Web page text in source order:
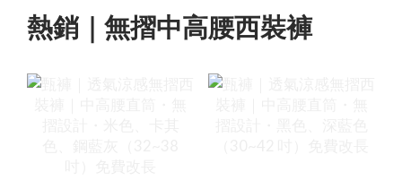
熱銷｜無摺中高腰西裝褲